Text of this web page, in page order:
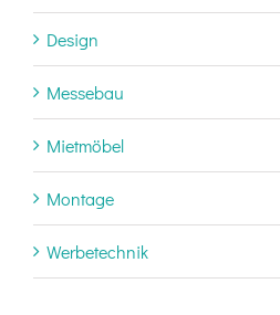
Design
Messebau
Mietmöbel
Montage
Werbetechnik